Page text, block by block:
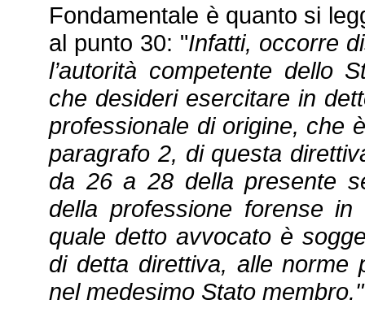
Fondamentale è quanto si
al punto 30: "Infatti, occorre
l’autorità competente dello
che desideri esercitare in
professionale di origine, che
paragrafo 2, di questa
da 26 a 28 della presente
della professione forense
quale detto avvocato è
di detta direttiva, alle norme
nel medesimo Stato membro."